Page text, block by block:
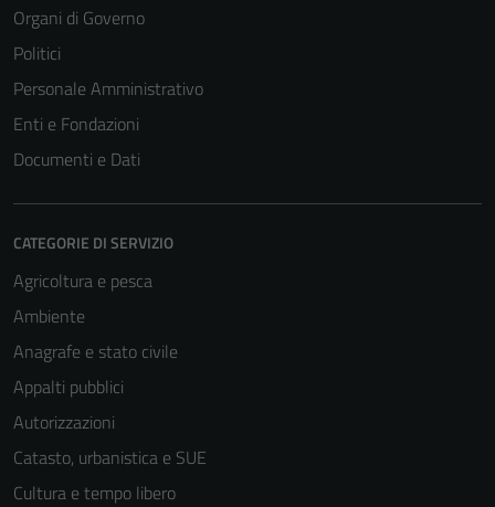
Organi di Governo
Politici
Personale Amministrativo
Enti e Fondazioni
Documenti e Dati
CATEGORIE DI SERVIZIO
Agricoltura e pesca
Ambiente
Anagrafe e stato civile
Appalti pubblici
Autorizzazioni
Catasto, urbanistica e SUE
Cultura e tempo libero